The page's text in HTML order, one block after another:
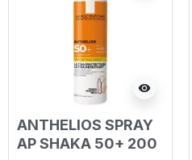
visibility
ANTHELIOS SPRAY
AP SHAKA 50+ 200